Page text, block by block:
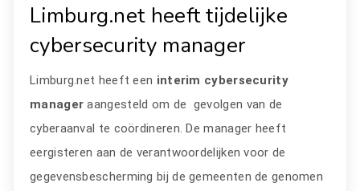
Limburg.net heeft tijdelijke
cybersecurity manager
Limburg.net heeft een interim cybersecurity
manager aangesteld om de gevolgen van de
cyberaanval te coördineren. De manager heeft
eergisteren aan de verantwoordelijken voor de
gegevensbescherming bij de gemeenten de genomen